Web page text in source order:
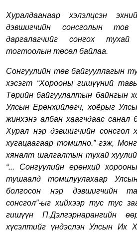
Хуралдаанаар хэлэлцсэн
дэвшигчийн сонсголын тов
даргалагчийг сонгох
тогтоолын төсөл байлаа.
Сонгуулийн төв байгууллагын
хэсэгт “Хорооны гишүүний
Төрийн байгуулалтын байнгын
Улсын Ерөнхийлөгч, хоёрыг
жинхэнэ албан хаагчдаас санал
Хурал нэр дэвшигчийн сонсгол
хугацаагаар томилно.” гэж,
хяналт шалгалтын тухай
“... Сонгуулийн ерөнхий
тушаалд томилуулахаар
болгосон нэр дэвшигчийн
сонсгол”-ыг хийхээр тус тус
гишүүн П.Дэлгэрнарангийн
хүсэлтийг үндэслэн Улсын Их